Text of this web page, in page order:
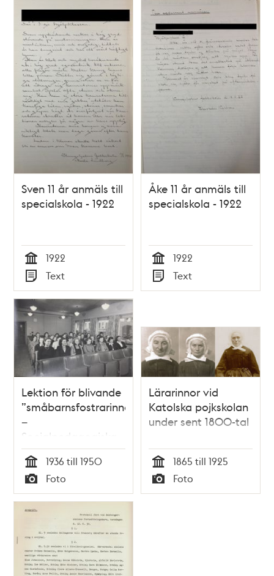
Sven 11 år anmäls till
specialskola - 1922
Tid
1922
Typ
Text
Åke 11 år anmäls till
specialskola - 1922
Tid
1922
Typ
Text
Lektion för blivande
”småbarnsfostrarinnor”
–
Socialpedagogiska
seminariet
Tid
1936 till 1950
Typ
Foto
Lärarinnor vid
Katolska pojkskolan
under sent 1800-tal
Tid
1865 till 1925
Typ
Foto